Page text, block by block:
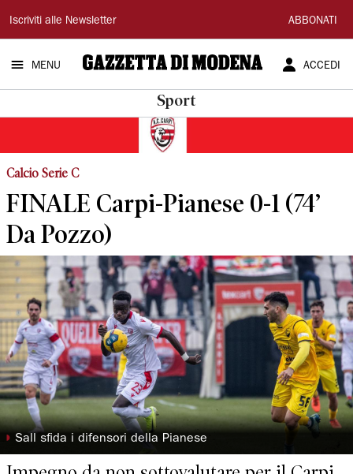
Gazzetta
di
Modena
Iscriviti alle Newsletter ABBONATI
MENU ACCEDI
Sport
Calcio Serie C
FINALE Carpi-Pianese 0-1 (74’
Da Pozzo)
◗ Sall sfida i difensori della Pianese